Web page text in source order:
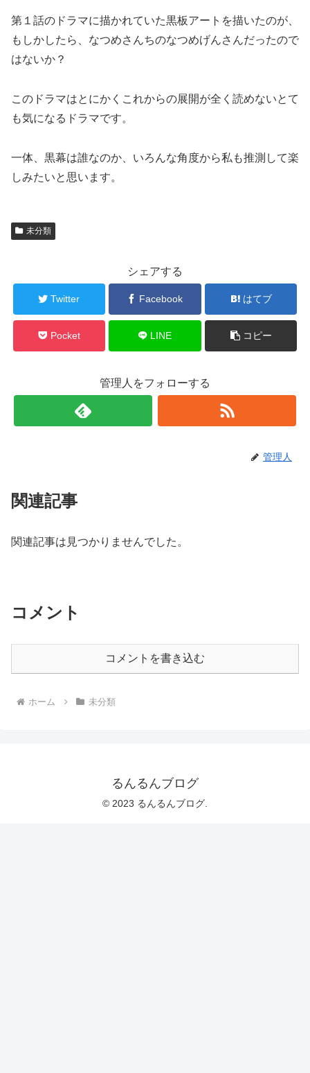
第１話のドラマに描かれていた黒板アートを描いたのが、
もしかしたら、なつめさんちのなつめげんさんだったので
はないか？
このドラマはとにかくこれからの展開が全く読めないとて
も気になるドラマです。
一体、黒幕は誰なのか、いろんな角度から私も推測して楽
しみたいと思います。
未分類
シェアする
Twitter Facebook はてブ
Pocket LINE コピー
管理人をフォローする
管理人
関連記事
関連記事は見つかりませんでした。
コメント
コメントを書き込む
ホーム 未分類
るんるんブログ
© 2023 るんるんブログ.